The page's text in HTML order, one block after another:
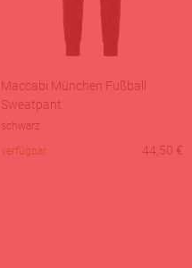
Maccabi München Fußball
Sweatpant
schwarz
verfügbar
44,50 €